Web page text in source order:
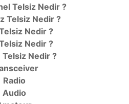
Telsiz Nedir ?
Telsiz Nedir ?
Nedir ?
Nedir ?
Telsiz Nedir ?
Radio
Audio